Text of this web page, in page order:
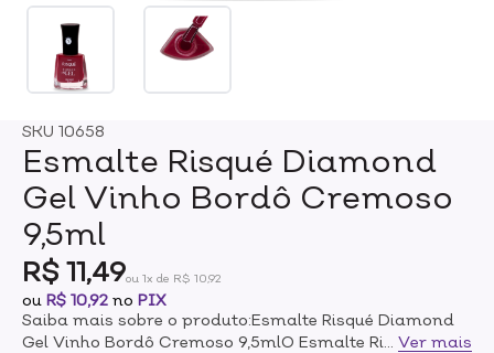
SKU 10658
Esmalte Risqué Diamond
Gel Vinho Bordô Cremoso
9,5ml
R$ 11,49ou 1x de R$ 10,92
ou R$ 10,92 no PIX
Saiba mais sobre o produto:Esmalte Risqué Diamond
Gel Vinho Bordô Cremoso 9,5mlO Esmalte RisquéVer mais